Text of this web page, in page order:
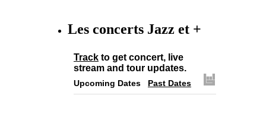
Les concerts Jazz et +
Track to get concert, live
stream and tour updates.
Upcoming Dates Past Dates